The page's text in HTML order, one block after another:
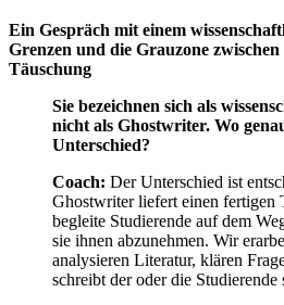
Ein Gespräch mit einem
Grenzen und die Grauzone
Täuschung
Sie bezeichnen sich als
nicht als Ghostwriter. Wo
Unterschied?
Coach: Der Unterschied ist
Ghostwriter liefert einen fertigen
begleite Studierende auf dem
sie ihnen abzunehmen. Wir
analysieren Literatur, klären
schreibt der oder die Studierende